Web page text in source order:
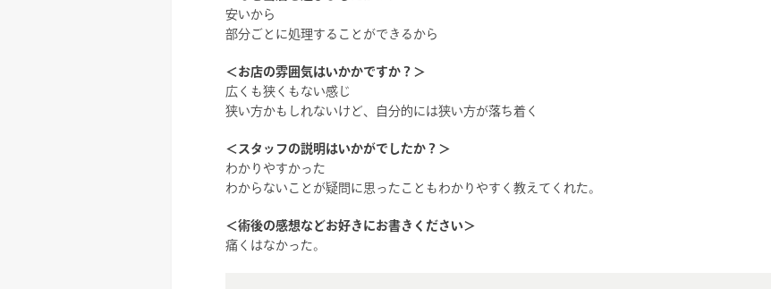
安いから
部分ごとに処理することができるから
＜お店の雰囲気はいかかですか？＞
広くも狭くもない感じ
狭い方かもしれないけど、自分的には狭い方が落ち着く
＜スタッフの説明はいかがでしたか？＞
わかりやすかった
わからないことが疑問に思ったこともわかりやすく教えてくれた。
＜術後の感想などお好きにお書きください＞
痛くはなかった。